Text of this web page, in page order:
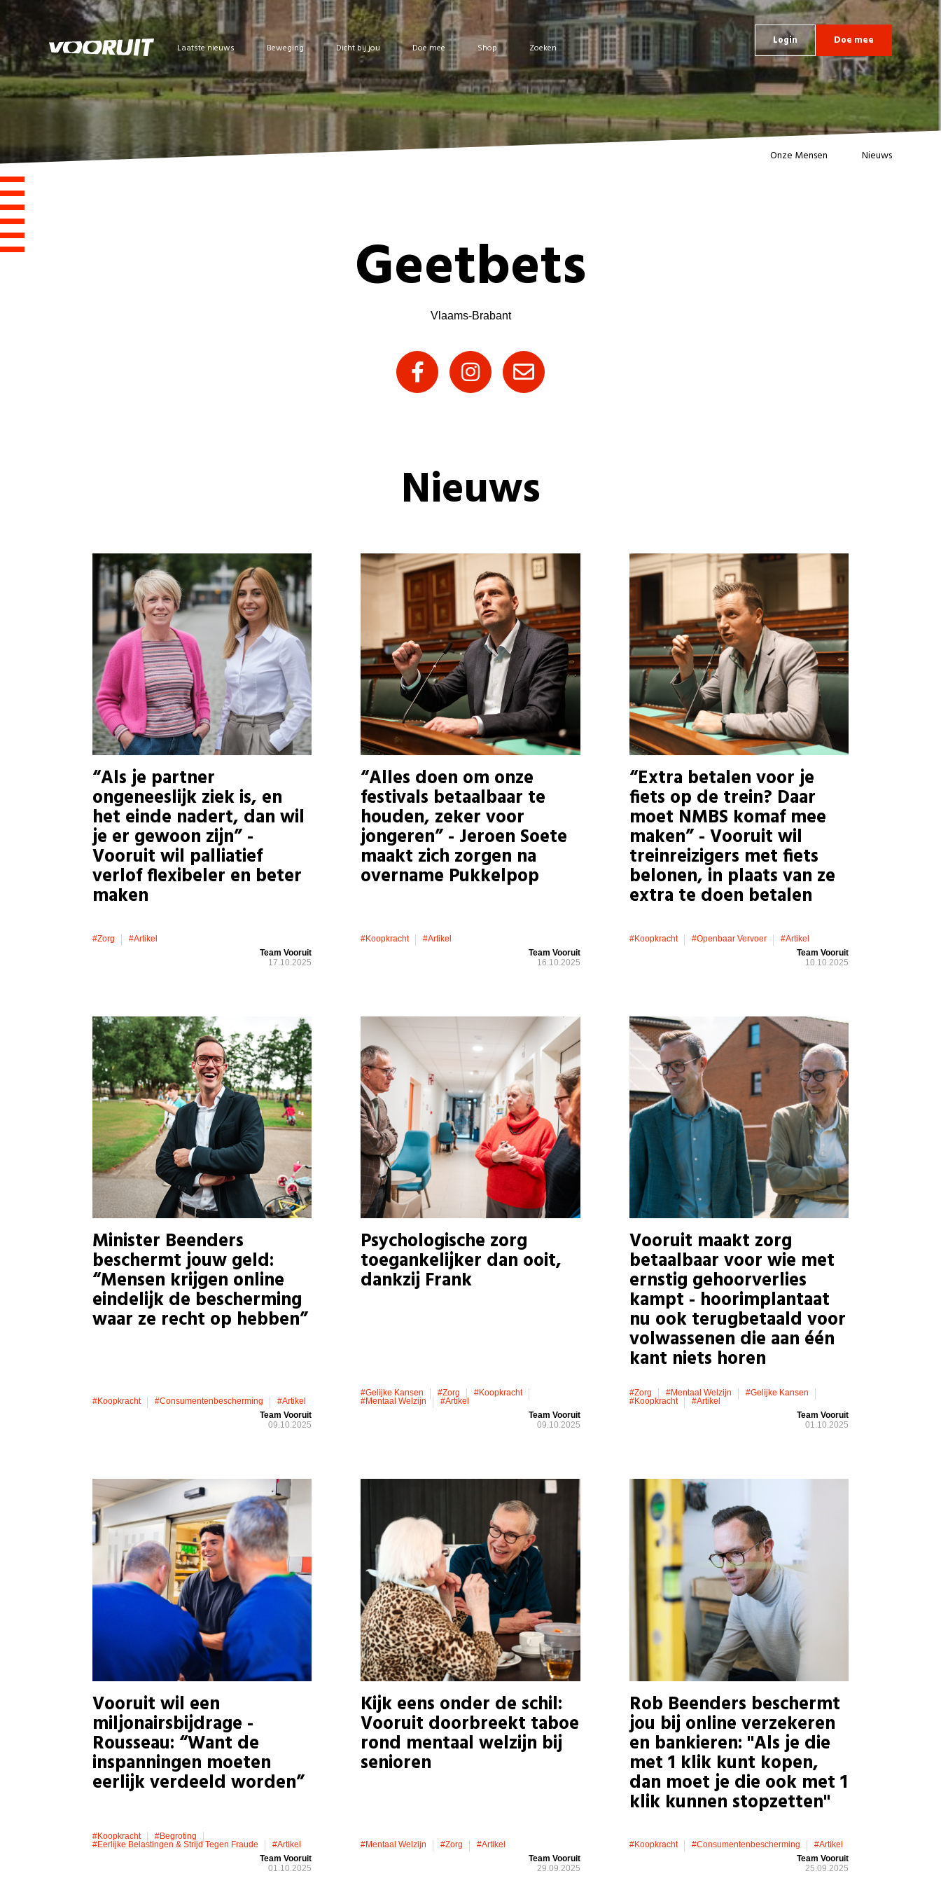
Laatste nieuws Beweging Dicht bij jou Doe mee Shop Zoeken
Login Doe mee
Onze Mensen Nieuws
Geetbets
Vlaams-Brabant
Nieuws
“Als je partner
ongeneeslijk ziek is, en
het einde nadert, dan wil
je er gewoon zijn” -
Vooruit wil palliatief
verlof flexibeler en beter
maken
#zorg
#artikel
Team Vooruit
17.10.2025
“Alles doen om onze
festivals betaalbaar te
houden, zeker voor
jongeren” - Jeroen Soete
maakt zich zorgen na
overname Pukkelpop
#koopkracht
#artikel
Team Vooruit
16.10.2025
“Extra betalen voor je
fiets op de trein? Daar
moet NMBS komaf mee
maken” - Vooruit wil
treinreizigers met fiets
belonen, in plaats van ze
extra te doen betalen
#koopkracht #openbaar Vervoer
#artikel
Team Vooruit
10.10.2025
Minister Beenders
beschermt jouw geld:
“Mensen krijgen online
eindelijk de bescherming
waar ze recht op hebben”
#koopkracht #consumentenbescherming
#artikel
Team Vooruit
09.10.2025
Psychologische zorg
toegankelijker dan ooit,
dankzij Frank
#gelijke Kansen #zorg
#koopkracht
#mentaal Welzijn
#artikel
Team Vooruit
09.10.2025
Vooruit maakt zorg
betaalbaar voor wie met
ernstig gehoorverlies
kampt - hoorimplantaat
nu ook terugbetaald voor
volwassenen die aan één
kant niets horen
#zorg #mentaal Welzijn
#gelijke Kansen
#koopkracht
#artikel
Team Vooruit
01.10.2025
Vooruit wil een
miljonairsbijdrage -
Rousseau: “Want de
inspanningen moeten
eerlijk verdeeld worden”
#koopkracht
#Begroting
#eerlijke Belastingen & Strijd Tegen Fraude
#artikel
Team Vooruit
01.10.2025
Kijk eens onder de schil:
Vooruit doorbreekt taboe
rond mentaal welzijn bij
senioren
#mentaal Welzijn #zorg
#artikel
Team Vooruit
29.09.2025
Rob Beenders beschermt
jou bij online verzekeren
en bankieren: "Als je die
met 1 klik kunt kopen,
dan moet je die ook met 1
klik kunnen stopzetten"
#koopkracht #consumentenbescherming
#artikel
Team Vooruit
25.09.2025